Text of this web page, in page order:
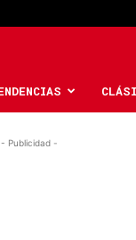
- Publicidad -